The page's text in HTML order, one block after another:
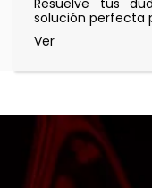
Resuelve tus
solución perfecta